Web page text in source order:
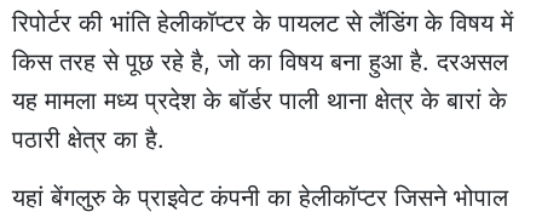
रिपोर्टर की भांति हेलीकॉप्टर के पायलट से लैंडिंग के विषय में
किस तरह से पूछ रहे है, जो का विषय बना हुआ है. दरअसल
यह मामला मध्य प्रदेश के बॉर्डर पाली थाना क्षेत्र के बारां के
पठारी क्षेत्र का है.
यहां बेंगलुरु के प्राइवेट कंपनी का हेलीकॉप्टर जिसने भोपाल